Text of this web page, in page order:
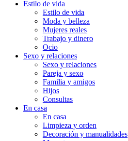
Estilo de vida
Estilo de vida
Moda y belleza
Mujeres reales
Trabajo y dinero
Ocio
Sexo y relaciones
Sexo y relaciones
Pareja y sexo
Familia y amigos
Hijos
Consultas
En casa
En casa
Limpieza y orden
Decoración y manualidades